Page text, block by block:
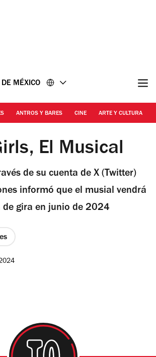
MÉXICO
ANTROS Y BARES CINE ARTE Y CULTURA
Out Nueva York
El Musical
de su cuenta de X (Twitter)
informó que el musial vendrá
de gira en junio de 2024